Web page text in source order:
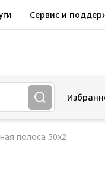
Сервис и
полоса 50х2